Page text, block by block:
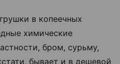
в копеечных
химические
бром, сурьму,
бывает и в дешевой